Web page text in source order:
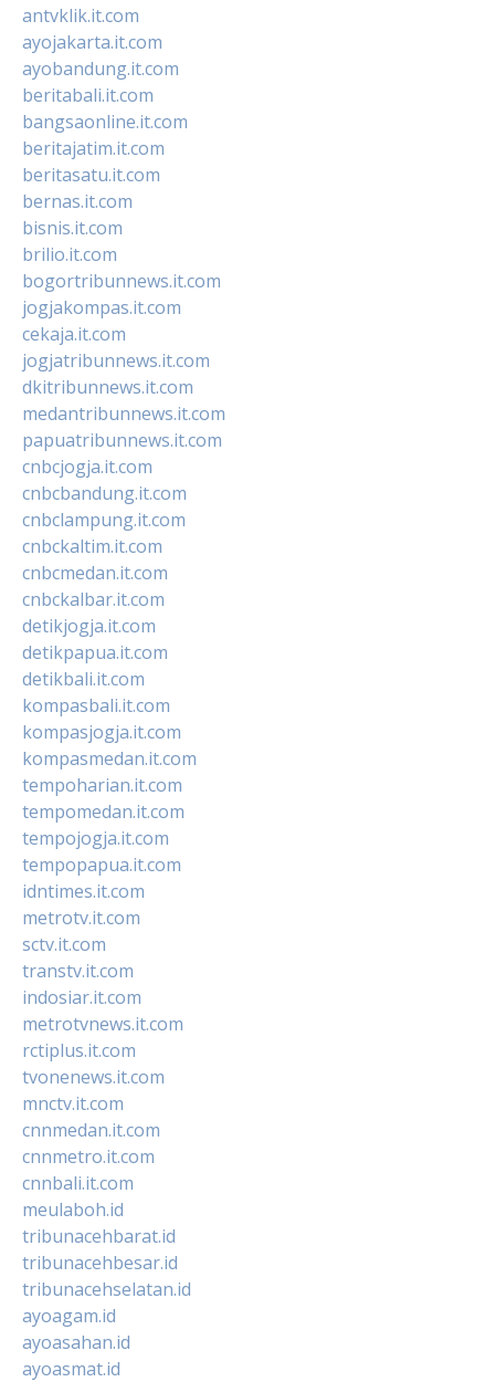
antvklik.it.com
ayojakarta.it.com
ayobandung.it.com
beritabali.it.com
bangsaonline.it.com
beritajatim.it.com
beritasatu.it.com
bernas.it.com
bisnis.it.com
brilio.it.com
bogortribunnews.it.com
jogjakompas.it.com
cekaja.it.com
jogjatribunnews.it.com
dkitribunnews.it.com
medantribunnews.it.com
papuatribunnews.it.com
cnbcjogja.it.com
cnbcbandung.it.com
cnbclampung.it.com
cnbckaltim.it.com
cnbcmedan.it.com
cnbckalbar.it.com
detikjogja.it.com
detikpapua.it.com
detikbali.it.com
kompasbali.it.com
kompasjogja.it.com
kompasmedan.it.com
tempoharian.it.com
tempomedan.it.com
tempojogja.it.com
tempopapua.it.com
idntimes.it.com
metrotv.it.com
sctv.it.com
transtv.it.com
indosiar.it.com
metrotvnews.it.com
rctiplus.it.com
tvonenews.it.com
mnctv.it.com
cnnmedan.it.com
cnnmetro.it.com
cnnbali.it.com
meulaboh.id
tribunacehbarat.id
tribunacehbesar.id
tribunacehselatan.id
ayoagam.id
ayoasahan.id
ayoasmat.id